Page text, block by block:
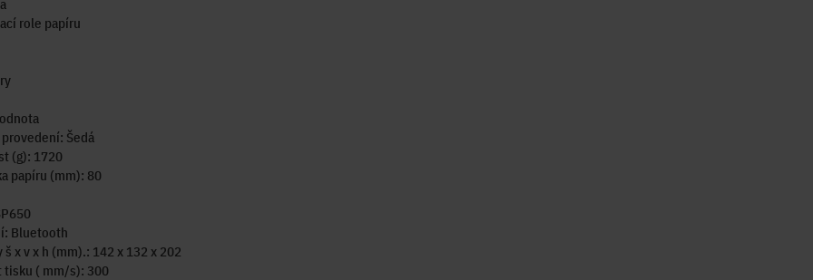
role papíru
Šedá
(g): 1720
papíru (mm): 80
Bluetooth
š x v x h (mm).: 142 x 132 x 202
tisku ( mm/s): 300